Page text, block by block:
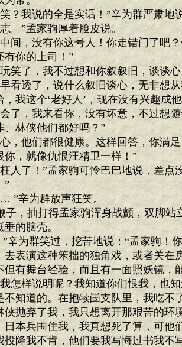
？我说的全是实话！”辛为群严肃地
。”孟家驹厚着脸皮说。
，没有你这号人！你走错门了吧
有你的上司！”
了，我不过想和你叙叙旧，谈谈
看透了，说什么叙旧谈心，无非想
我这个‘老好人’，现在没有兴趣成
，我来看你，没有坏意，不过想
、林侠他们都好吗？”
他们都很健康。这样回答，你满
你，就像仇恨汪精卫一样！”
了！”孟家驹可怜巴巴地说，差点
”
辛为群放声狂笑。
，抽打得孟家驹浑身战颤，双脚站
垂的脑壳。
群笑过，挖苦地说：“孟家驹！你
去表演这种笨拙的独角戏，或者关在
但有舞台经验，而且有一面照妖镜，
样说明呢？我知道你们恨我，也
不知道的。在抱犊崮支队里，我吃不
侠抛弃了我，我只想离开那艰苦的环
日本兵围住我，我真想死了算，可他
投降我不肯，他们要我写悔过书我不